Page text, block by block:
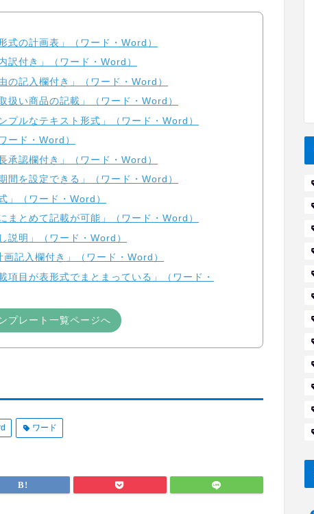
式の計画表」（ワード・Word）
訳付き」（ワード・Word）
の記入欄付き」（ワード・Word）
い商品の記載」（ワード・Word）
ルなテキスト形式」（ワード・Word）
ード・Word）
承認欄付き」（ワード・Word）
を設定できる」（ワード・Word）
」（ワード・Word）
とめて記載が可能」（ワード・Word）
説明」（ワード・Word）
記入欄付き」（ワード・Word）
目が表形式でまとまっている」（ワード・
プレート一覧ページへ
ワード